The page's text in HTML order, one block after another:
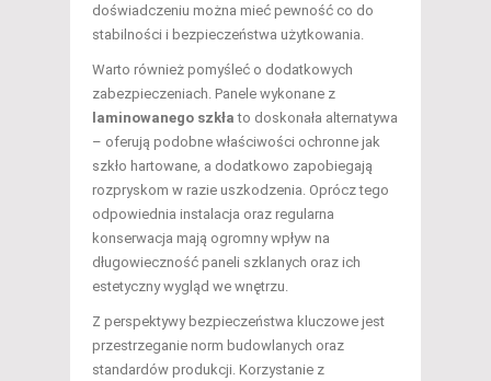
doświadczeniu można mieć pewność co do
stabilności i bezpieczeństwa użytkowania.
Warto również pomyśleć o dodatkowych
zabezpieczeniach. Panele wykonane z
laminowanego szkła to doskonała alternatywa
– oferują podobne właściwości ochronne jak
szkło hartowane, a dodatkowo zapobiegają
rozpryskom w razie uszkodzenia. Oprócz tego
odpowiednia instalacja oraz regularna
konserwacja mają ogromny wpływ na
długowieczność paneli szklanych oraz ich
estetyczny wygląd we wnętrzu.
Z perspektywy bezpieczeństwa kluczowe jest
przestrzeganie norm budowlanych oraz
standardów produkcji. Korzystanie z